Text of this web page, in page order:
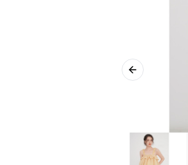
Previous slide